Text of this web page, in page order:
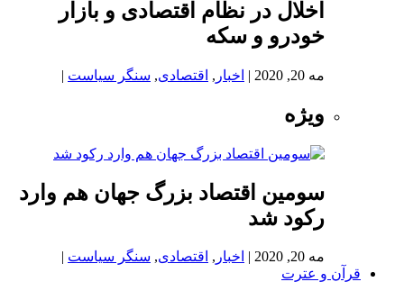
اخلال در نظام اقتصادی و بازار
خودرو و سکه
مه 20, 2020 | اخبار , اقتصادی, سنگر سیاست |
ویژه
سومین اقتصاد بزرگ جهان هم وارد
رکود شد
مه 20, 2020 | اخبار , اقتصادی, سنگر سیاست |
قرآن و عترت